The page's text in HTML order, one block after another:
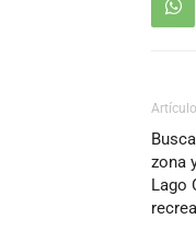
zona
Lago